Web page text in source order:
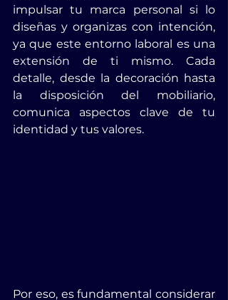
impulsar tu marca personal si lo
diseñas y organizas con intención,
ya que este entorno laboral es una
extensión de ti mismo. Cada
detalle, desde la decoración hasta
la disposición del mobiliario,
comunica aspectos clave de tu
identidad y tus valores.
Por eso, es fundamental considerar